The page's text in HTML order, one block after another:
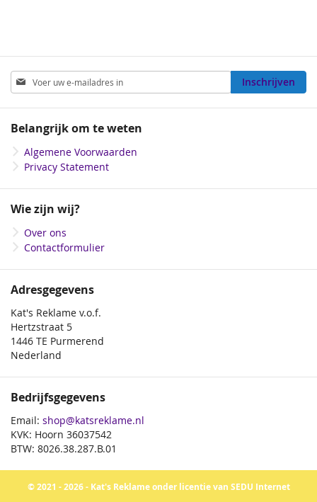
Abonneer
u
op
nieuwsbrief
Inschrijven
Belangrijk om te weten
Algemene Voorwaarden
Privacy Statement
Wie zijn wij?
Over ons
Contactformulier
Adresgegevens
Kat's Reklame v.o.f.
Hertzstraat 5
1446 TE Purmerend
Nederland
Bedrijfsgegevens
Email: shop@katsreklame.nl
KVK: Hoorn 36037542
BTW: 8026.38.287.B.01
© 2021 - 2026 - Kat's Reklame onder licentie van SEDU Internet